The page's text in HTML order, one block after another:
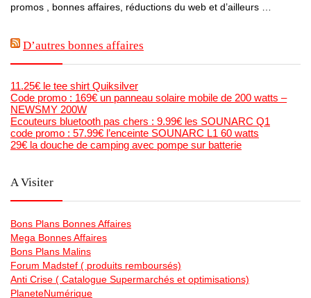
promos , bonnes affaires, réductions du web et d’ailleurs …
D’autres bonnes affaires
11.25€ le tee shirt Quiksilver
Code promo : 169€ un panneau solaire mobile de 200 watts –
NEWSMY 200W
Ecouteurs bluetooth pas chers : 9.99€ les SOUNARC Q1
code promo : 57.99€ l’enceinte SOUNARC L1 60 watts
29€ la douche de camping avec pompe sur batterie
A Visiter
Bons Plans Bonnes Affaires
Mega Bonnes Affaires
Bons Plans Malins
Forum Madstef ( produits remboursés)
Anti Crise ( Catalogue Supermarchés et optimisations)
PlaneteNumérique